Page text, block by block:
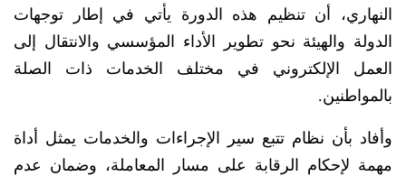
النهاري، أن تنظيم هذه الدورة يأتي في إطار توجهات
الدولة والهيئة نحو تطوير الأداء المؤسسي والانتقال إلى
العمل الإلكتروني في مختلف الخدمات ذات الصلة
بالمواطنين.
وأفاد بأن نظام تتبع سير الإجراءات والخدمات يمثل أداة
مهمة لإحكام الرقابة على مسار المعاملة، وضمان عدم